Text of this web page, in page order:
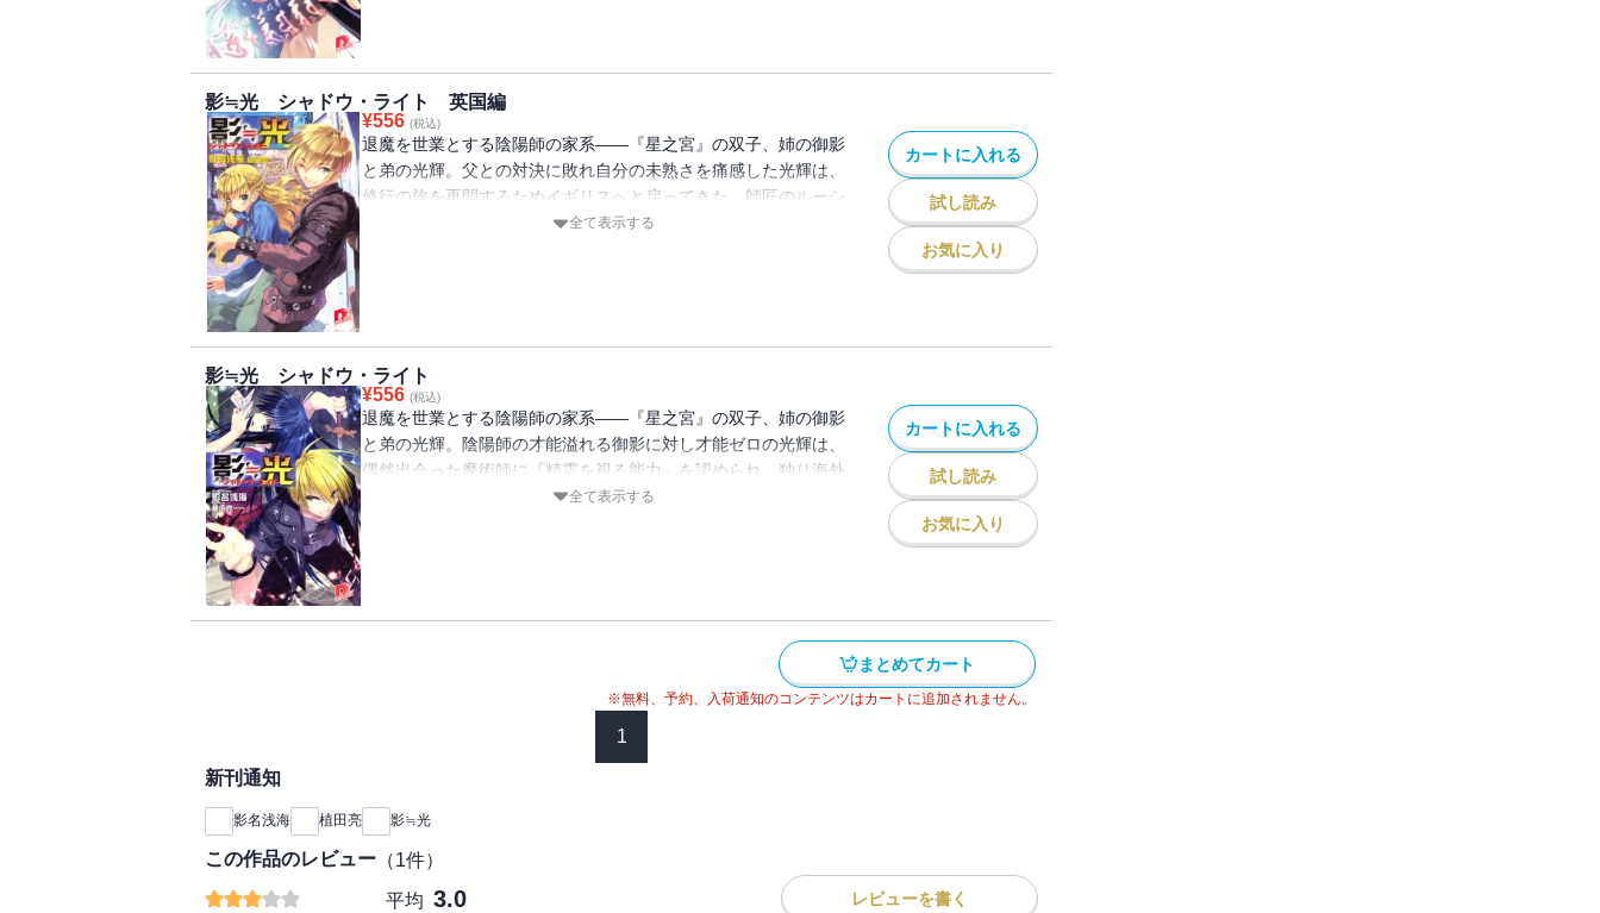
影≒光 シャドウ・ライト 英国編
¥556 (税込)
退魔を世業とする陰陽師の家系――『星之宮』の双子、姉の御影
と弟の光輝。父との対決に敗れ自分の未熟さを痛感した光輝は、
修行の旅を再開するためイギリスへと戻ってきた。師匠のルーシ
ーは光輝の覇気の無い様子を気にしつつも、旅の資金を稼ぐた
全て表示する
カートに入れる
試し読み
お気に入り
影≒光 シャドウ・ライト
¥556 (税込)
退魔を世業とする陰陽師の家系――『星之宮』の双子、姉の御影
と弟の光輝。陰陽師の才能溢れる御影に対し才能ゼロの光輝は、
偶然出会った魔術師に『精霊を視る能力』を認められ、独り海外
に赴く。そして約一年後、精霊術を習得し自信を付けて帰国した
全て表示する
カートに入れる
試し読み
お気に入り
まとめてカート
※無料、予約、入荷通知のコンテンツはカートに追加されません。
1
新刊通知
影名浅海 植田亮 影≒光
この作品のレビュー （1件）
平均 3.0 レビューを書く